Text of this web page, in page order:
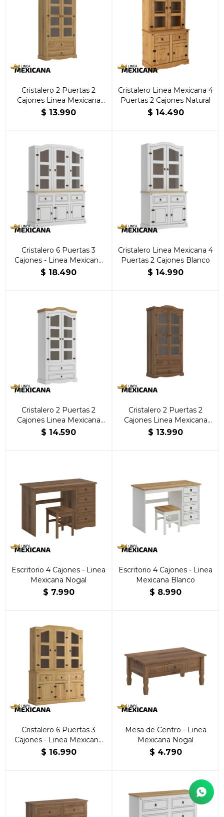
Cristalero 2 Puertas 2
Cajones Linea Mexicana
Natural
$ 13.990
Cristalero Linea Mexicana 4
Puertas 2 Cajones Natural
$ 14.490
Cristalero 6 Puertas 3
Cajones - Linea Mexicana
Blanco
$ 18.490
Cristalero Linea Mexicana 4
Puertas 2 Cajones Blanco
$ 14.990
Cristalero 2 Puertas 2
Cajones Linea Mexicana
Blanco
$ 14.590
Cristalero 2 Puertas 2
Cajones Linea Mexicana
Nogal
$ 13.990
Escritorio 4 Cajones - Linea
Mexicana Nogal
$ 7.990
Escritorio 4 Cajones - Linea
Mexicana Blanco
$ 8.990
Cristalero 6 Puertas 3
Cajones - Linea Mexicana
Natural
$ 16.990
Mesa de Centro - Linea
Mexicana Nogal
$ 4.790